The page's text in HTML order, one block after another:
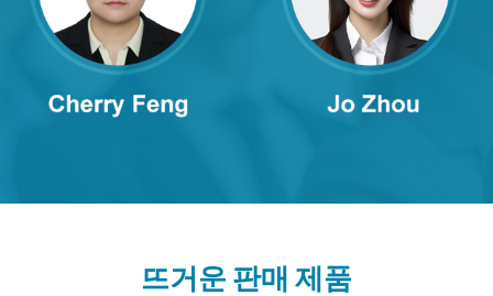
뜨거운 판매 제품